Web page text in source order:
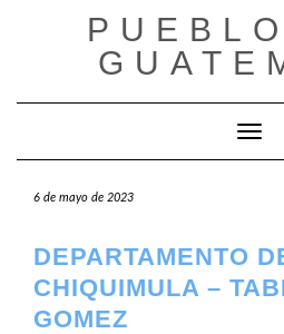
6 de mayo de 2023
DEPARTAMENTO
CHIQUIMULA –
GOMEZ